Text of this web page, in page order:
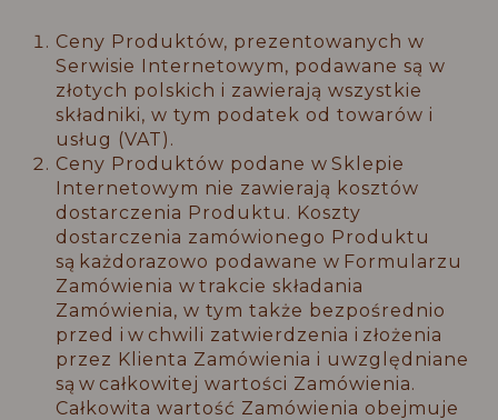
Ceny Produktów, prezentowanych w
Serwisie Internetowym, podawane są w
złotych polskich i zawierają wszystkie
składniki, w tym podatek od towarów i
usług (VAT).
Ceny Produktów podane w Sklepie
Internetowym nie zawierają kosztów
dostarczenia Produktu. Koszty
dostarczenia zamówionego Produktu
są każdorazowo podawane w Formularzu
Zamówienia w trakcie składania
Zamówienia, w tym także bezpośrednio
przed i w chwili zatwierdzenia i złożenia
przez Klienta Zamówienia i uwzględniane
są w całkowitej wartości Zamówienia.
Całkowita wartość Zamówienia obejmuje